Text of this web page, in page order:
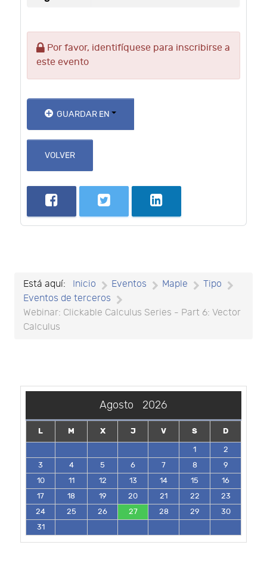
Por favor, identifíquese para inscribirse a
este evento
GUARDAR EN
VOLVER
Está aquí: Inicio Eventos Maple
Tipo
Eventos de terceros
Webinar: Clickable Calculus Series - Part 6: Vector
Calculus
Agosto 2026
L M X J V S
D
1
2
3
4 5 6 7 8
9
10
11 12 13 14 15
16
17
18 19 20 21 22
23
24
25 26 27 28 29
30
31